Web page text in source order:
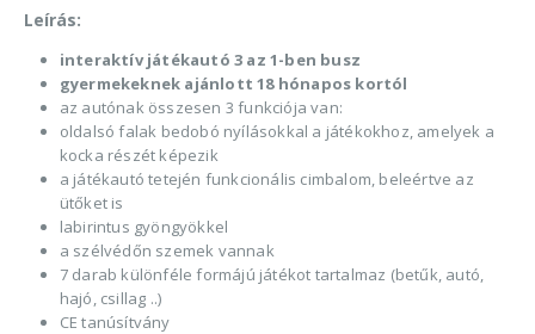
Leírás:
interaktív játékautó 3 az 1-ben busz
gyermekeknek ajánlott 18 hónapos kortól
az autónak összesen 3 funkciója van:
oldalsó falak bedobó nyílásokkal a játékokhoz, amelyek a
kocka részét képezik
a játékautó tetején funkcionális cimbalom, beleértve az
ütőket is
labirintus gyöngyökkel
a szélvédőn szemek vannak
7 darab különféle formájú játékot tartalmaz (betűk, autó,
hajó, csillag ..)
CE tanúsítvány